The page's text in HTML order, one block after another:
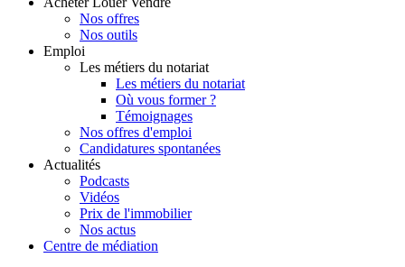
Nos offres
Nos outils
Emploi
Les métiers du notariat
Les métiers du notariat
Où vous former ?
Témoignages
Nos offres d'emploi
Candidatures spontanées
Actualités
Podcasts
Vidéos
Prix de l'immobilier
Nos actus
Centre de médiation